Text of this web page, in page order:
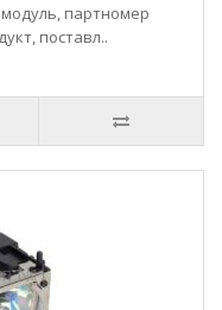
партномер
поставл..